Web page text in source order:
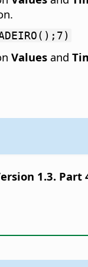
Values and
1.3. Part